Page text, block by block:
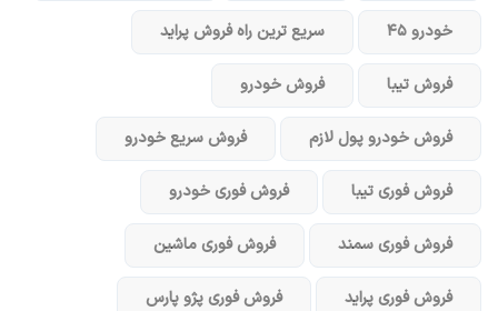
خودرو ۴۵ سریع ترین راه فروش پراید
فروش تیبا فروش خودرو
فروش خودرو پول لازم فروش سریع خودرو
فروش فوری تیبا فروش فوری خودرو
فروش فوری سمند فروش فوری ماشین
فروش فوری پراید فروش فوری پژو پارس